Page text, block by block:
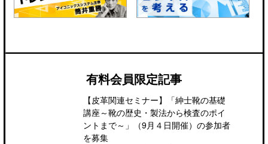
有料会員限定記事
【皮革関連セミナー】「紳士靴の基礎
講座～靴の歴史・製法から検査のポイ
ントまで～」（9月４日開催）の参加者
を募集